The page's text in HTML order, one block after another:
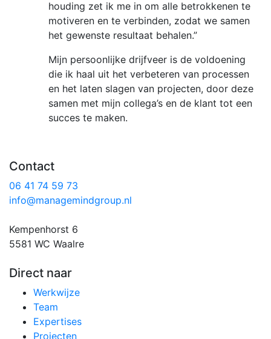
houding zet ik me in om alle betrokkenen te
motiveren en te verbinden, zodat we samen
het gewenste resultaat behalen.”
Mijn persoonlijke drijfveer is de voldoening
die ik haal uit het verbeteren van processen
en het laten slagen van projecten, door deze
samen met mijn collega’s en de klant tot een
succes te maken.
Contact
06 41 74 59 73
info@managemindgroup.nl
Kempenhorst 6
5581 WC Waalre
Direct naar
Werkwijze
Team
Expertises
Projecten